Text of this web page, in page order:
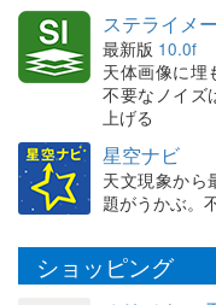
ステライメ
最新版 10.0f
天体画像に埋
不要なノイズ
上げる
星空ナビ
天文現象から
題がうかぶ。
ショッピング